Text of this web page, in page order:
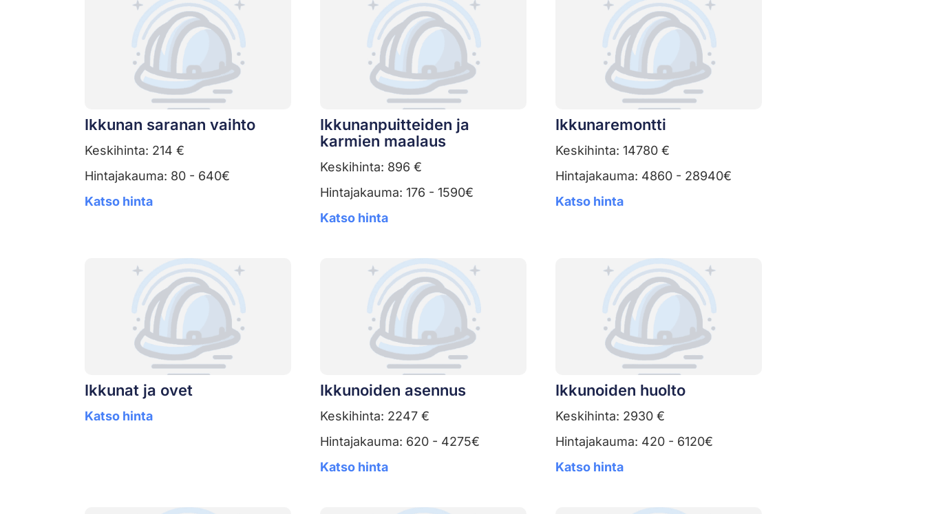
Ikkunan saranan vaihto
Keskihinta: 214 €
Hintajakauma: 80 - 640€
Katso hinta
Ikkunanpuitteiden ja
karmien maalaus
Keskihinta: 896 €
Hintajakauma: 176 - 1590€
Katso hinta
Ikkunaremontti
Keskihinta: 14780 €
Hintajakauma: 4860 - 28940€
Katso hinta
Ikkunat ja ovet
Katso hinta
Ikkunoiden asennus
Keskihinta: 2247 €
Hintajakauma: 620 - 4275€
Katso hinta
Ikkunoiden huolto
Keskihinta: 2930 €
Hintajakauma: 420 - 6120€
Katso hinta